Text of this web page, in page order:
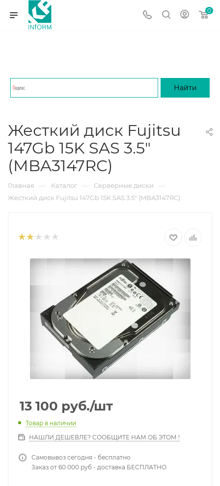
0
Жесткий диск Fujitsu
147Gb 15K SAS 3.5"
(MBA3147RC)
Главная — Каталог — Серверные диски —
Жесткий диск Fujitsu 147Gb 15K SAS 3.5" (MBA3147RC)
13 100 руб./шт
Товар в наличии
НАШЛИ ДЕШЕВЛЕ? СООБЩИТЕ НАМ ОБ ЭТОМ !
Самовывоз сегодня - бесплатно
Заказ от 60 000 руб - доставка БЕСПЛАТНО